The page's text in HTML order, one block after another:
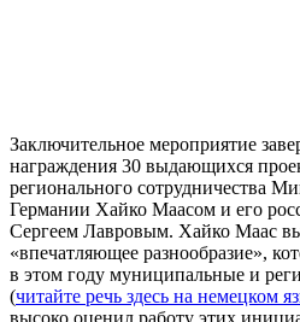
Заключительное мероприятие
награждения 30 выдающихся
регионального сотрудничества
Германии Хайко Маасом и его
Сергеем Лавровым. Хайко Маас
«впечатляющее разнообразие»,
в этом году муниципальные и
(читайте речь здесь на немецком
высоко оценил работу этих